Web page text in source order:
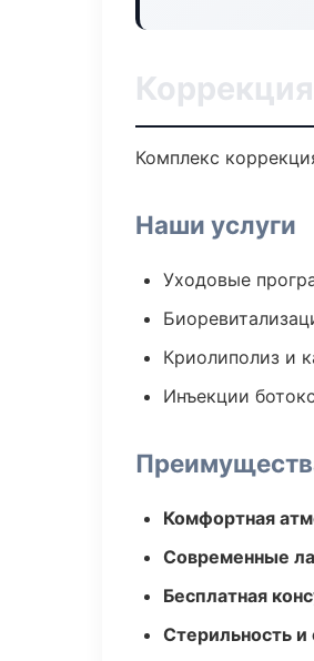
Комплекс
Наши услуги
Уходовые
Криолиполиз и
Инъекции
Комфортная
Современные
Бесплатная
Стерильность